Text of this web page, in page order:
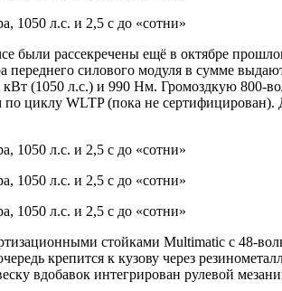
были рассекречены ещё в октябре
переднего силового модуля в сумме
(1050 л.с.) и 990 Нм. Громоздкую 800-
циклу WLTP (пока не
стойками Multimatic с 48-
крепится к кузову через
вдобавок интегрирован рулевой